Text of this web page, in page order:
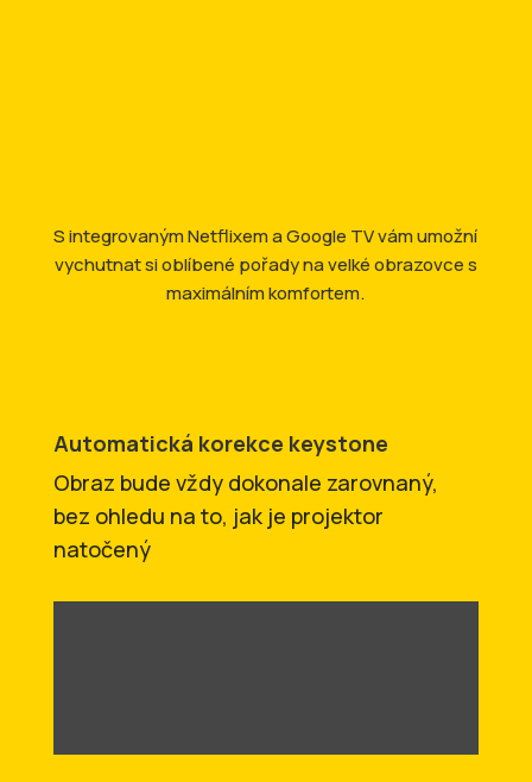
S integrovaným Netflixem a Google TV vám umožní
vychutnat si oblíbené pořady na velké obrazovce s
maximálním komfortem.
Automatická korekce keystone
Obraz bude vždy dokonale zarovnaný,
bez ohledu na to, jak je projektor
natočený